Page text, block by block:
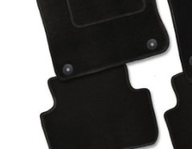
gallery